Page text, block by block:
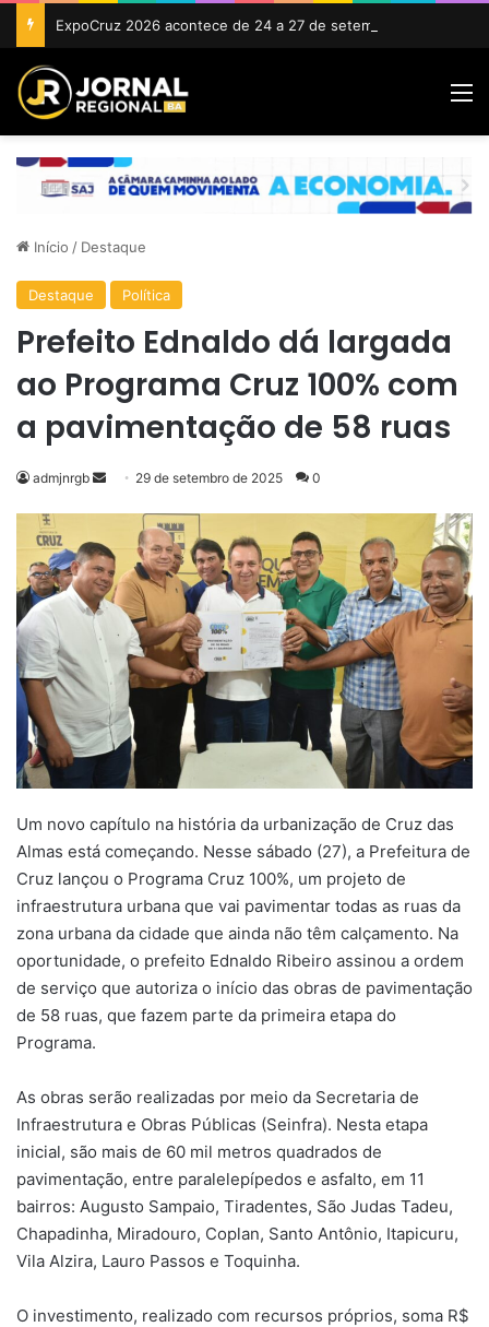
Início / Destaque
Destaque Política
Prefeito Ednaldo dá largada
ao Programa Cruz 100% com
a pavimentação de 58 ruas
admjnrgb
Mande
mail
29 de setembro de 2025 0
Um novo capítulo na história da urbanização de Cruz das
Almas está começando. Nesse sábado (27), a Prefeitura de
Cruz lançou o Programa Cruz 100%, um projeto de
infraestrutura urbana que vai pavimentar todas as ruas da
zona urbana da cidade que ainda não têm calçamento. Na
oportunidade, o prefeito Ednaldo Ribeiro assinou a ordem
de serviço que autoriza o início das obras de pavimentação
de 58 ruas, que fazem parte da primeira etapa do
Programa.
As obras serão realizadas por meio da Secretaria de
Infraestrutura e Obras Públicas (Seinfra). Nesta etapa
inicial, são mais de 60 mil metros quadrados de
pavimentação, entre paralelepípedos e asfalto, em 11
bairros: Augusto Sampaio, Tiradentes, São Judas Tadeu,
Chapadinha, Miradouro, Coplan, Santo Antônio, Itapicuru,
Vila Alzira, Lauro Passos e Toquinha.
O investimento, realizado com recursos próprios, soma R$